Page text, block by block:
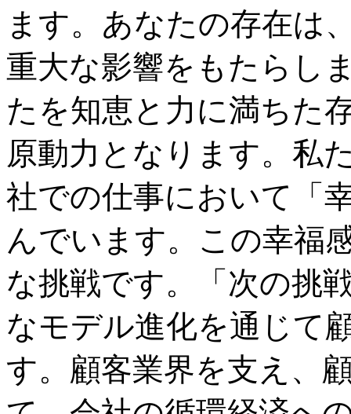
ます。あなたの存在は
重大な影響をもたらし
たを知恵と力に満ちた
原動力となります。私
社での仕事において「
んでいます。この幸福
な挑戦です。「次の挑
なモデル進化を通じて
す。顧客業界を支え、